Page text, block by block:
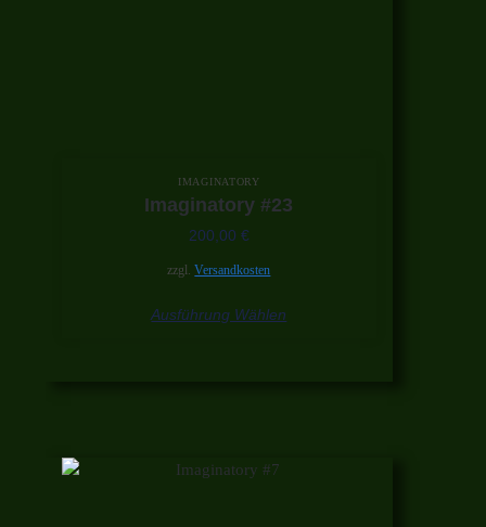
IMAGINATORY
Imaginatory #23
200,00 €
zzgl.Versandkosten
Ausführung Wählen